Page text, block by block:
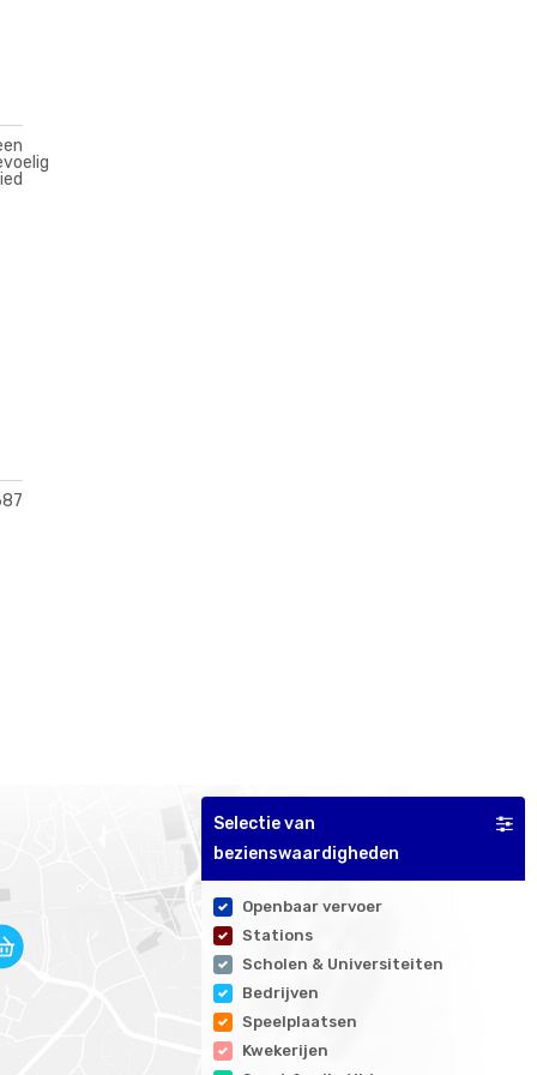
Selectie van
bezienswaardigheden
Openbaar vervoer
Stations
Scholen & Universiteiten
Bedrijven
Speelplaatsen
Kwekerijen